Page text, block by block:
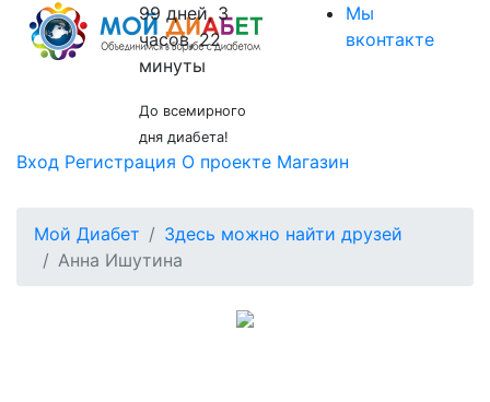
99 дней, 3
часов, 22
минуты
До всемирного
дня диабета!
Мы
вконтакте
Вход Регистрация О проекте Магазин
Мой Диабет
Здесь можно найти друзей
Анна Ишутина